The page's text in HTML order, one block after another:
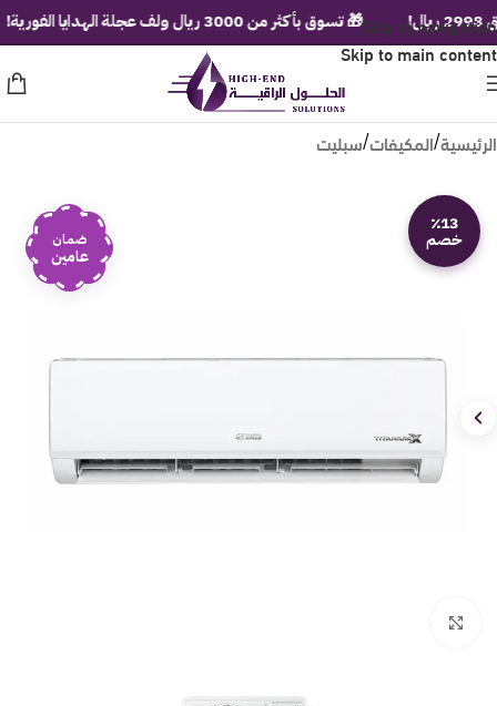
Skip to navigation
Skip to main content
الرئيسية/المكيفات/سبليت
٪13
خصم ضمان
عامين
🎁 تسوق بأكثر من 3000 ريال ولف عجلة الهدايا الفورية!